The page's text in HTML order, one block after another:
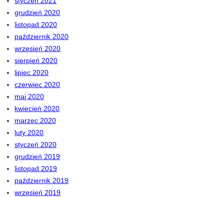
grudzień 2020
listopad 2020
październik 2020
wrzesień 2020
sierpień 2020
lipiec 2020
czerwiec 2020
maj 2020
kwiecień 2020
marzec 2020
luty 2020
styczeń 2020
grudzień 2019
listopad 2019
październik 2019
wrzesień 2019